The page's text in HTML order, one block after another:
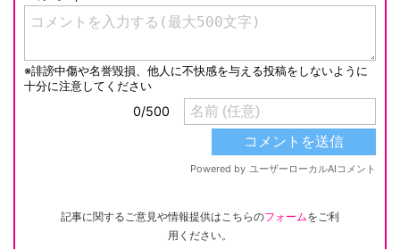
記事に関するご意見や情報提供はこちらのフォームをご利
用ください。